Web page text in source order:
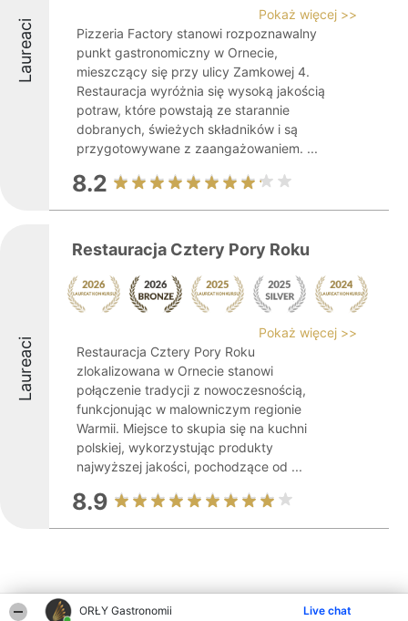
ORŁY Gastronomii Live chat
Laureaci
Pokaż więcej >>
Pizzeria Factory stanowi rozpoznawalny
punkt gastronomiczny w Ornecie,
mieszczący się przy ulicy Zamkowej 4.
Restauracja wyróżnia się wysoką jakością
potraw, które powstają ze starannie
dobranych, świeżych składników i są
przygotowywane z zaangażowaniem. ...
8.2
Laureaci
Restauracja Cztery Pory Roku
Pokaż więcej >>
Restauracja Cztery Pory Roku
zlokalizowana w Ornecie stanowi
połączenie tradycji z nowoczesnością,
funkcjonując w malowniczym regionie
Warmii. Miejsce to skupia się na kuchni
polskiej, wykorzystując produkty
najwyższej jakości, pochodzące od ...
8.9